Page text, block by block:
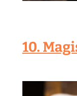
10.